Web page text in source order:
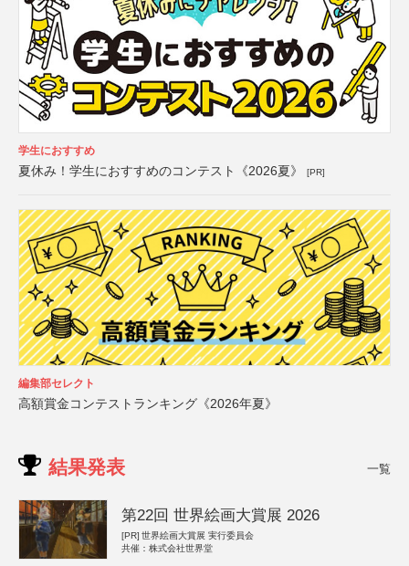
学生におすすめ
夏休み！学生におすすめのコンテスト《2026夏》 [PR]
編集部セレクト
高額賞金コンテストランキング《2026年夏》
結果発表 一覧
第22回 世界絵画大賞展 2026
[PR] 世界絵画大賞展 実行委員会
共催：株式会社世界堂